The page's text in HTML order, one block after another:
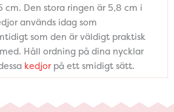
cm. Den stora ringen är 5,8 cm i
används idag som
som den är väldigt praktisk
Håll ordning på dina nycklar
kedjorpå ett smidigt sätt.